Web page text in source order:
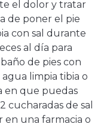
el dolor y tratar
de poner el pie
con sal durante
al día para
de pies con
limpia tibia o
en que puedas
cucharadas de sal
en una farmacia o